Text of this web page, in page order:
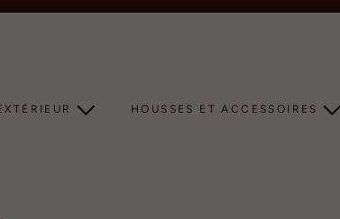
HOUSSES ET ACCESSOIRES